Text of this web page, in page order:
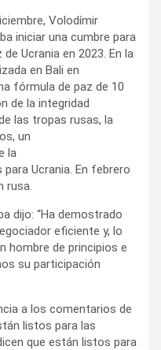
Volodímir
iniciar una cumbre para
Ucrania en 2023. En la
en Bali en
fórmula de paz de 10
de la integridad
las tropas rusas, la
un
la
Ucrania. En febrero
rusa.
dijo: “Ha demostrado
eficiente y, lo
hombre de principios e
su participación
a los comentarios de
listos para las
que están listos para